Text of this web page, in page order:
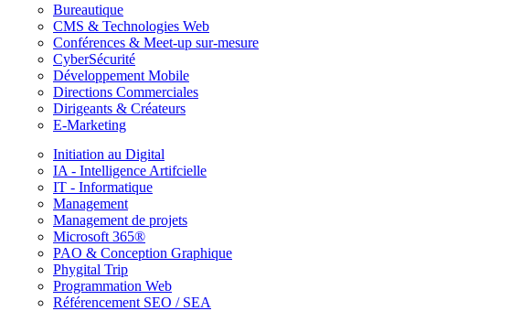
Bureautique
CMS & Technologies Web
Conférences & Meet-up sur-mesure
CyberSécurité
Développement Mobile
Directions Commerciales
Dirigeants & Créateurs
E-Marketing
Initiation au Digital
IA - Intelligence Artifcielle
IT - Informatique
Management
Management de projets
Microsoft 365®
PAO & Conception Graphique
Phygital Trip
Programmation Web
Référencement SEO / SEA